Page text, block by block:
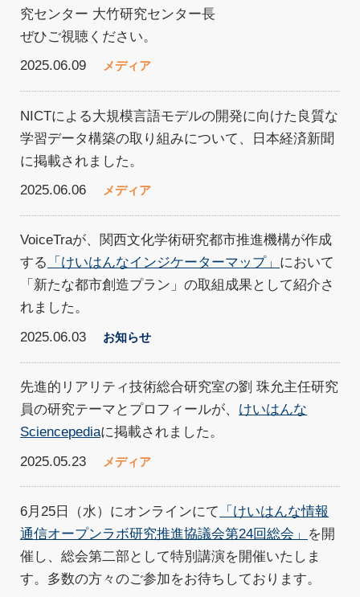
究センター 大竹研究センター長
ぜひご視聴ください。
2025.06.09
メディア
NICTによる大規模言語モデルの開発に向けた良質な
学習データ構築の取り組みについて、日本経済新聞
に掲載されました。
2025.06.06
メディア
VoiceTraが、関西文化学術研究都市推進機構が作成
する
「けいはんなインジケーターマップ」 において
「新たな都市創造プラン」の取組成果として紹介さ
れました。
2025.06.03
お知らせ
先進的リアリティ技術総合研究室の劉 珠允主任研究
員の研究テーマとプロフィールが、 けいはんな
Sciencepediaに掲載されました。
2025.05.23
メディア
6月25日（水）にオンラインにて
「けいはんな情報
通信オープンラボ研究推進協議会第24回総会」
を開
催し、総会第二部として特別講演を開催いたしま
す。多数の方々のご参加をお待ちしております。